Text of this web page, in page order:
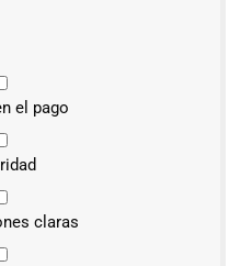
el pago
claras